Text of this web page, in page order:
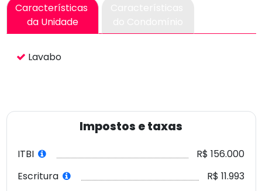
Características
da Unidade
Lavabo
Impostos e taxas
ITBI
R$ 156.000
Escritura
R$ 11.993